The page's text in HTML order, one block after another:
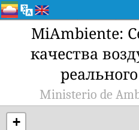
MiAmbiente:
качества
Ministerio de
+